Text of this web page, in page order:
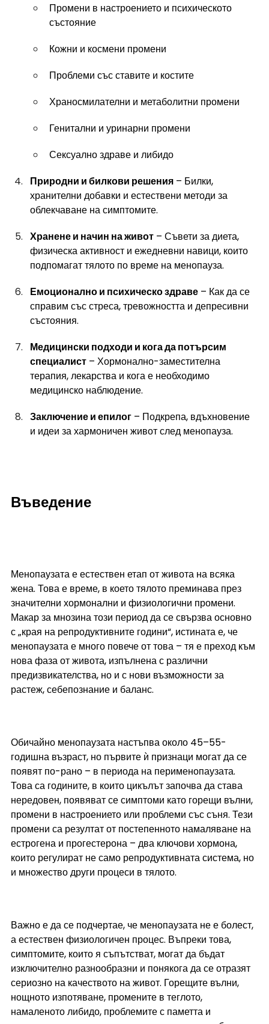
Промени в настроението и психическото
състояние
Кожни и космени промени
Проблеми със ставите и костите
Храносмилателни и метаболитни промени
Генитални и уринарни промени
Сексуално здраве и либидо
Природни и билкови решения – Билки,
хранителни добавки и естествени методи за
облекчаване на симптомите.
Хранене и начин на живот – Съвети за диета,
физическа активност и ежедневни навици, които
подпомагат тялото по време на менопауза.
Емоционално и психическо здраве – Как да се
справим със стреса, тревожността и депресивни
състояния.
Медицински подходи и кога да потърсим
специалист – Хормонално-заместителна
терапия, лекарства и кога е необходимо
медицинско наблюдение.
Заключение и епилог – Подкрепа, вдъхновение
и идеи за хармоничен живот след менопауза.
Въведение
Менопаузата е естествен етап от живота на всяка
жена. Това е време, в което тялото преминава през
значителни хормонални и физиологични промени.
Макар за мнозина този период да се свързва основно
с „края на репродуктивните години“, истината е, че
менопаузата е много повече от това – тя е преход към
нова фаза от живота, изпълнена с различни
предизвикателства, но и с нови възможности за
растеж, себепознание и баланс.
Обичайно менопаузата настъпва около 45–55-
годишна възраст, но първите ѝ признаци могат да се
появят по-рано – в периода на перименопаузата.
Това са годините, в които цикълът започва да става
нередовен, появяват се симптоми като горещи вълни,
промени в настроението или проблеми със съня. Тези
промени са резултат от постепенното намаляване на
естрогена и прогестерона – два ключови хормона,
които регулират не само репродуктивната система, но
и множество други процеси в тялото.
Важно е да се подчертае, че менопаузата не е болест,
а естествен физиологичен процес. Въпреки това,
симптомите, които я съпътстват, могат да бъдат
изключително разнообразни и понякога да се отразят
сериозно на качеството на живот. Горещите вълни,
нощното изпотяване, промените в теглото,
намаленото либидо, проблемите с паметта и